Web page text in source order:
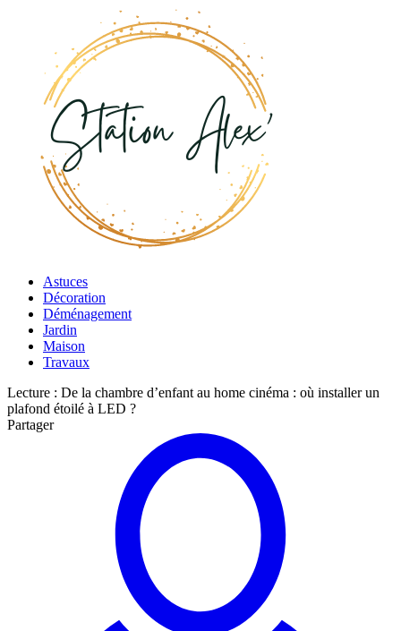
Astuces
Décoration
Déménagement
Jardin
Maison
Travaux
Lecture : De la chambre d’enfant au home cinéma : où installer un
plafond étoilé à LED ?
Partager